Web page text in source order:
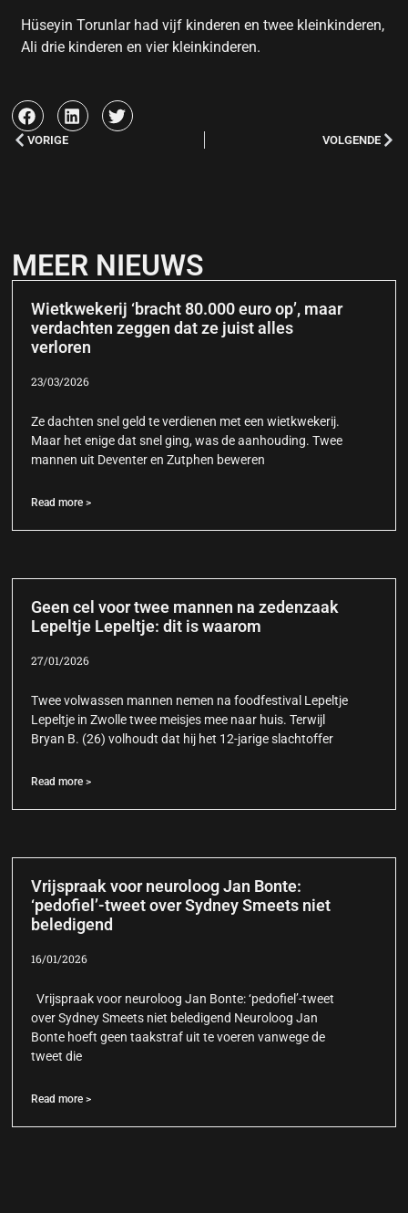
Hüseyin Torunlar had vijf kinderen en twee kleinkinderen,
Ali drie kinderen en vier kleinkinderen.
VORIGE VOLGENDE
MEER NIEUWS
Wietkwekerij ‘bracht 80.000 euro op’, maar
verdachten zeggen dat ze juist alles
verloren
23/03/2026
Ze dachten snel geld te verdienen met een wietkwekerij.
Maar het enige dat snel ging, was de aanhouding. Twee
mannen uit Deventer en Zutphen beweren
Read more >
Geen cel voor twee mannen na zedenzaak
Lepeltje Lepeltje: dit is waarom
27/01/2026
Twee volwassen mannen nemen na foodfestival Lepeltje
Lepeltje in Zwolle twee meisjes mee naar huis. Terwijl
Bryan B. (26) volhoudt dat hij het 12-jarige slachtoffer
Read more >
Vrijspraak voor neuroloog Jan Bonte:
‘pedofiel’-tweet over Sydney Smeets niet
beledigend
16/01/2026
Vrijspraak voor neuroloog Jan Bonte: ‘pedofiel’-tweet
over Sydney Smeets niet beledigend Neuroloog Jan
Bonte hoeft geen taakstraf uit te voeren vanwege de
tweet die
Read more >